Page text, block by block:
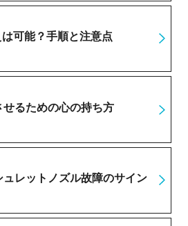
可能？手順と注意点
るための心の持ち方
レットノズル故障のサイン